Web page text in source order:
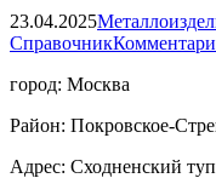
23.04.2025
Справочник
город: Москва
Район: Покровское-
Адрес: Сходненский